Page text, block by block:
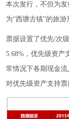
本次发行，不但为
为“西塘古镇”的旅游
票据设置了优先/次
5.68%，优先级资产
常情况下各期现金流
对优先级资产支持票